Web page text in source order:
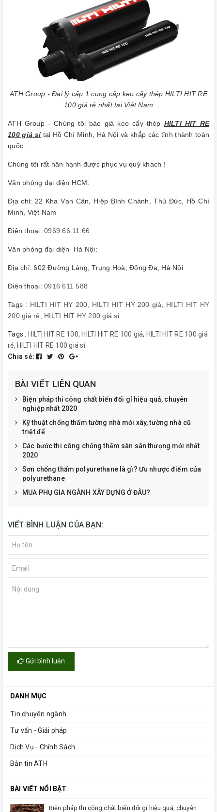
ATH Group - Đại lý cấp 1 cung cấp keo cấy thép HILTI HIT RE
100 giá rẻ nhất tại Việt Nam
ATH Group - Chúng tôi báo giá keo cấy thép HILTI HIT RE
100 giá sỉtại Hồ Chí Minh, Hà Nội và khắp các tỉnh thành toàn
quốc.
Chúng tôi rất hân hạnh được phục vụ quý khách !
Văn phòng đại diện HCM:
Địa chỉ: 22 Kha Vạn Cân, Hiệp Bình Chánh, Thủ Đức, Hồ Chí
Minh, Việt Nam
Điện thoại: 0969.66.11.66
Văn phòng đại diện Hà Nội:
Địa chỉ: 602 Đường Láng, Trung Hoà, Đống Đa, Hà Nội
Điện thoại: 0916 611 588
Tags : HILTI HIT HY 200, HILTI HIT HY 200 giá, HILTI HIT HY
200 giá rẻ, HILTI HIT HY 200 giá sỉ
Tags : HILTI HIT RE 100, HILTI HIT RE 100 giá, HILTI HIT RE 100 giá
rẻ, HILTI HIT RE 100 giá sỉ
Chia sẻ:
BÀI VIẾT LIÊN QUAN
Biện pháp thi công chất biến đổi gỉ hiệu quả, chuyên
nghiệp nhất 2020
Kỹ thuật chống thấm tường nhà mới xây, tường nhà cũ
triệt để
Các bước thi công chống thấm sàn sân thượng mới nhất
2020
Sơn chống thấm polyurethane là gì? Ưu nhược điểm của
polyurethane
MUA PHỤ GIA NGÀNH XÂY DỰNG Ở ĐÂU?
VIẾT BÌNH LUẬN CỦA BẠN:
Gửi bình luận
DANH MỤC
Tin chuyên ngành
Tư vấn - Giải pháp
Dịch Vụ - Chính Sách
Bản tin ATH
BÀI VIẾT NỔI BẬT
Biện pháp thi công chất biến đổi gỉ hiệu quả, chuyên